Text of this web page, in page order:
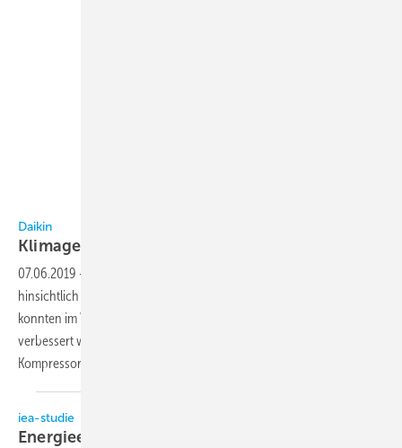
Daikin
Klimageräte mit mehr saisonaler
07.06.2019 -
hinsichtlich saisonaler Effizienz weiterentwickelt: Die Effizienzwerte
konnten im Vergleich zur Vorgängerserie um bis zu 23 Prozent
verbessert werden. Dies wurde mittels eines neu entwickelten
Kompressors möglich, der für den
iea-studie
Energieeffizienzdringend